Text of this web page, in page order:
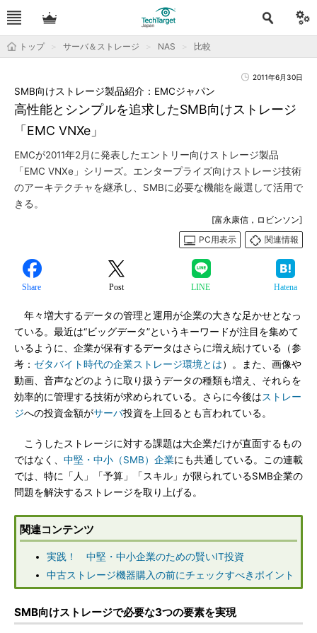
トップ サーバ＆ストレージ NAS 比較
2011年6月30日
高性能とシンプルを追求したSMB向けストレージ
「EMC VNXe」
SMB向けストレージ製品紹介：EMCジャパン
EMCが2011年2月に発表したエントリー向けストレージ製品
「EMC VNXe」シリーズ。エンタープライズ向けストレージ技術
のアーキテクチャを継承し、SMBに必要な機能を厳選して活用で
きる。
[富永康信，ロビンソン]
PC用表示
関連情報
Share Post LINE Hatena
年々増大するデータの管理と運用が企業の大きな足かせとなっ
ている。最近は“ビッグデータ”というキーワードが注目を集めて
いるように、企業が保有するデータはさらに増え続けている（参
考： ゼタバイト時代の企業ストレージ環境とは）。また、画像や
動画、音声などのように取り扱うデータの種類も増え、それらを
効率的に管理する技術が求められている。さらに今後はストレー
ジへの投資金額がサーバ投資を上回るとも言われている。
こうしたストレージに対する課題は大企業だけが直面するもの
ではなく、 中堅・中小（SMB）企業にも共通している。この連載
では、特に「人」「予算」「スキル」が限られているSMB企業の
問題を解決するストレージを取り上げる。
関連コンテンツ
実践！ 中堅・中小企業のための賢いIT投資
中古ストレージ機器購入の前にチェックすべきポイント
SMB向けストレージで必要な3つの要素を実現